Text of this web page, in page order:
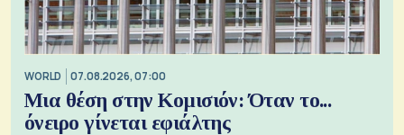
WORLD 07.08.2026, 07:00
Μια θέση στην Κομισιόν: Όταν το...
όνειρο γίνεται εφιάλτης